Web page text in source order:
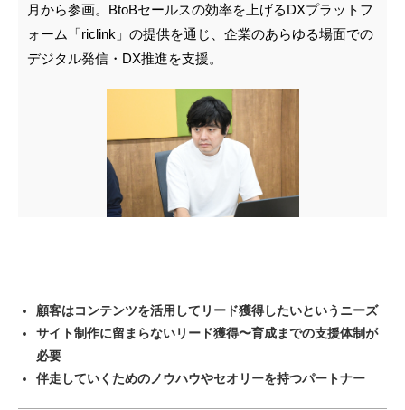
月から参画。BtoBセールスの効率を上げるDXプラットフ
ォーム「riclink」の提供を通じ、企業のあらゆる場面での
デジタル発信・DX推進を支援。
顧客はコンテンツを活用してリード獲得したいというニーズ
サイト制作に留まらないリード獲得〜育成までの支援体制が
必要
伴走していくためのノウハウやセオリーを持つパートナー